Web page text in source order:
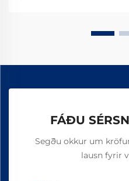
FÁÐU
Segðu okkur um
lausn fyrir